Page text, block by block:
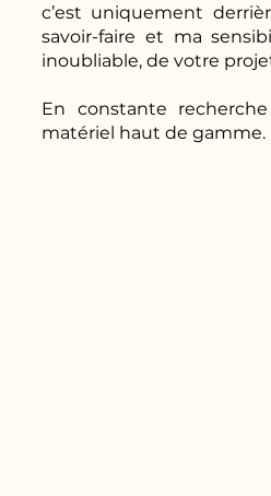
c’est uniquement
savoir-faire et ma
inoubliable, de votre
En constante
matériel haut de gamme.